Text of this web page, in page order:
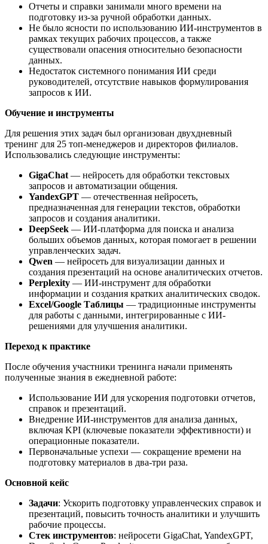
Отчеты и справки занимали много времени на
подготовку из-за ручной обработки данных.
Не было ясности по использованию ИИ-инструментов в
рамках текущих рабочих процессов, а также
существовали опасения относительно безопасности
данных.
Недостаток системного понимания ИИ среди
руководителей, отсутствие навыков формулирования
запросов к ИИ.
Обучение и инструменты
Для решения этих задач был организован двухдневный
тренинг для 25 топ-менеджеров и директоров филиалов.
Использовались следующие инструменты:
GigaChat — нейросеть для обработки текстовых
запросов и автоматизации общения.
YandexGPT — отечественная нейросеть,
предназначенная для генерации текстов, обработки
запросов и создания аналитики.
DeepSeek — ИИ-платформа для поиска и анализа
больших объемов данных, которая помогает в решении
управленческих задач.
Qwen — нейросеть для визуализации данных и
создания презентаций на основе аналитических отчетов.
Perplexity — ИИ-инструмент для обработки
информации и создания кратких аналитических сводок.
Excel/Google Таблицы — традиционные инструменты
для работы с данными, интегрированные с ИИ-
решениями для улучшения аналитики.
Переход к практике
После обучения участники тренинга начали применять
полученные знания в ежедневной работе:
Использование ИИ для ускорения подготовки отчетов,
справок и презентаций.
Внедрение ИИ-инструментов для анализа данных,
включая KPI (ключевые показатели эффективности) и
операционные показатели.
Первоначальные успехи — сокращение времени на
подготовку материалов в два-три раза.
Основной кейс
Задачи: Ускорить подготовку управленческих справок и
презентаций, повысить точность аналитики и улучшить
рабочие процессы.
Стек инструментов: нейросети GigaChat, YandexGPT,